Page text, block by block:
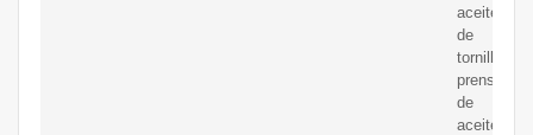
aceite
de
tornillo,
prensas
de
aceite